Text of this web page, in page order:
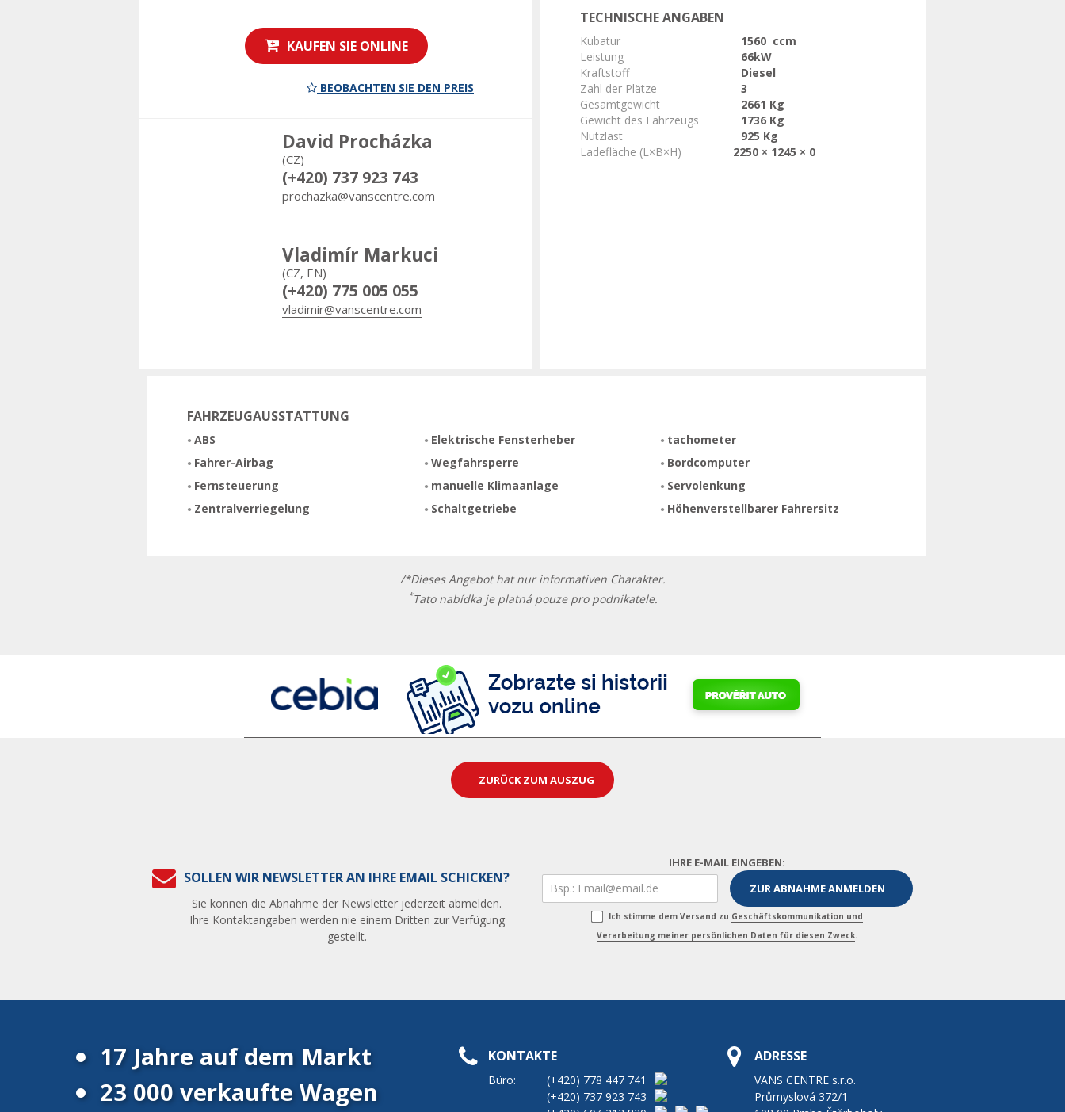
KAUFEN SIE ONLINE
BEOBACHTEN SIE DEN PREIS
David Procházka
(CZ)
(+420) 737 923 743
prochazka@vanscentre.com
Vladimír Markuci
(CZ, EN)
(+420) 775 005 055
vladimir@vanscentre.com
TECHNISCHE ANGABEN
Kubatur
1560 ccm
Leistung
66kW
Kraftstoff
Diesel
Zahl der Plätze
3
Gesamtgewicht
2661 Kg
Gewicht des Fahrzeugs
1736 Kg
Nutzlast
925 Kg
Ladefläche (L×B×H)
2250 × 1245 × 0
FAHRZEUGAUSSTATTUNG
ABS
Fahrer-Airbag
Fernsteuerung
Zentralverriegelung
Elektrische Fensterheber
Wegfahrsperre
manuelle Klimaanlage
Schaltgetriebe
tachometer
Bordcomputer
Servolenkung
Höhenverstellbarer Fahrersitz
/*Dieses Angebot hat nur informativen Charakter.
*Tato nabídka je platná pouze pro podnikatele.
ZURÜCK ZUM AUSZUG
SOLLEN WIR NEWSLETTER AN IHRE EMAIL SCHICKEN?
Sie können die Abnahme der Newsletter jederzeit abmelden.
Ihre Kontaktangaben werden nie einem Dritten zur Verfügung
gestellt.
IHRE E-MAIL EINGEBEN:
Ich stimme dem Versand zu Geschäftskommunikation und
Verarbeitung meiner persönlichen Daten für diesen Zweck.
17 Jahre auf dem Markt
23 000 verkaufte Wagen
KONTAKTE
Büro: (+420) 778 447 741
(+420) 737 923 743
ADRESSE
VANS CENTRE s.r.o.
Průmyslová 372/1